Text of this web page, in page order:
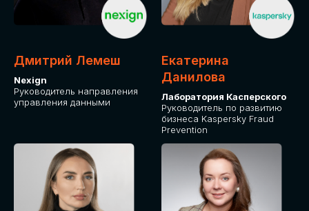
Дмитрий Лемеш
Nexign
Руководитель направления
управления данными
Екатерина
Данилова
Лаборатория Касперского
Руководитель по развитию
бизнеса Kaspersky Fraud
Prevention
ДЛЯ ОПЛАТЫ БИЛЕТОВ
Оплата через сервис Timepad
ПРИОБРЕСТИ БИЛЕТ